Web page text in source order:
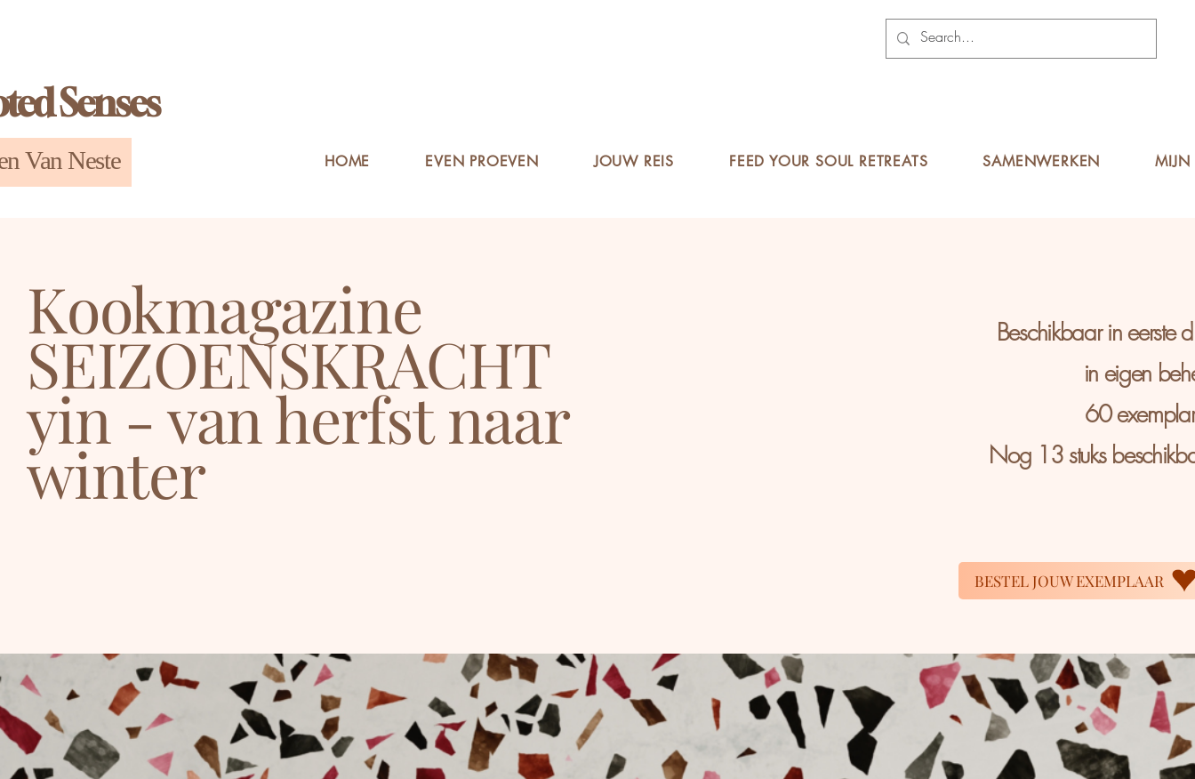
Senses
Van Neste HOME EVEN PROEVEN JOUW REIS FEED YOUR SOUL RETREATS SAMENWERKEN MIJN
Kookmagazine
SEIZOENSKRACHT
yin - van herfst naar
winter
Beschikbaar in eerste
in eigen
60
Nog 13 stuks
BESTEL JOUW EXEMPLAAR